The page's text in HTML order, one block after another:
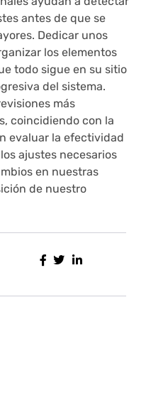
antes de que se
Dedicar unos
los elementos
todo sigue en su sitio
del sistema.
más
coincidiendo con la
evaluar la efectividad
ajustes necesarios
en nuestras
de nuestro